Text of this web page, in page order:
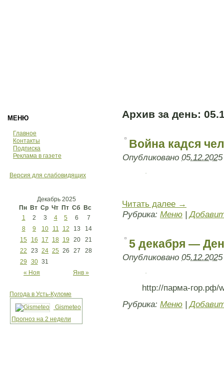
МЕНЮ
Главное
Контакты
Подписка
Реклама в газете
Версия для слабовидящих
Декабрь 2025
Пн Вт Ср Чт Пт Сб Вс
« Ноя Янв »
1 2 3 4 5 6
7
8
9 10 11 12 13
14
15
16 17 18 19 20
21
22
23 24 25 26 27
28
29
30 31
Погода в Усть-Куломе
Gismeteo
Прогноз на 2 недели
Архив за день:
Война кадся
Опубликовано 05.12.2025
Читать далее →
Рубрика: Меню |
5 декабря —
Опубликовано 05.12.2025
http://парма-гор.рф/
Рубрика: Меню |